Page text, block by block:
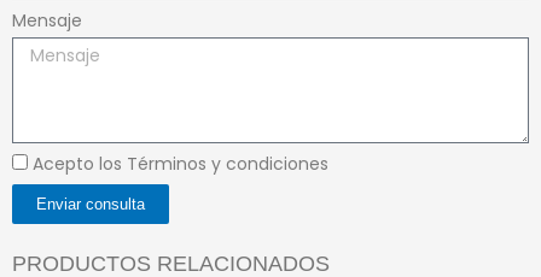
Mensaje
Acepto los Términos y condiciones
Enviar consulta
PRODUCTOS RELACIONADOS